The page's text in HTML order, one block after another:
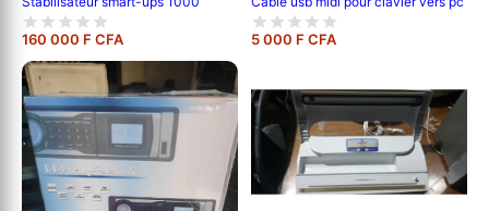
160 000 F CFA 5 000 F CFA